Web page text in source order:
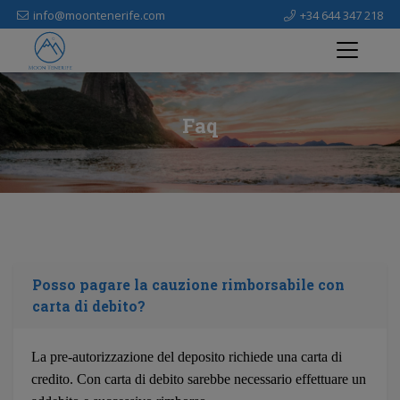
info@moontenerife.com +34 644 347 218
Faq
Posso pagare la cauzione rimborsabile con
carta di debito?
La pre-autorizzazione del deposito richiede una carta di
credito. Con carta di debito sarebbe necessario effettuare un